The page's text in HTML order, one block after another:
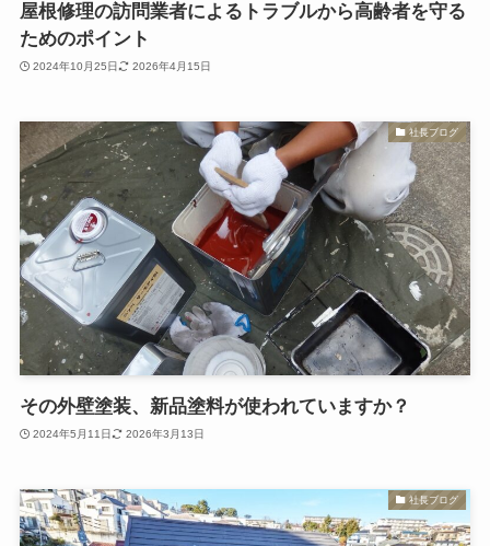
屋根修理の訪問業者によるトラブルから高齢者を守る
ためのポイント
2024年10月25日 2026年4月15日
社長ブログ
その外壁塗装、新品塗料が使われていますか？
2024年5月11日 2026年3月13日
社長ブログ